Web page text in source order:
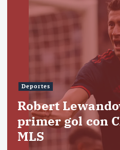
Deportes
Robert
primer gol con
MLS